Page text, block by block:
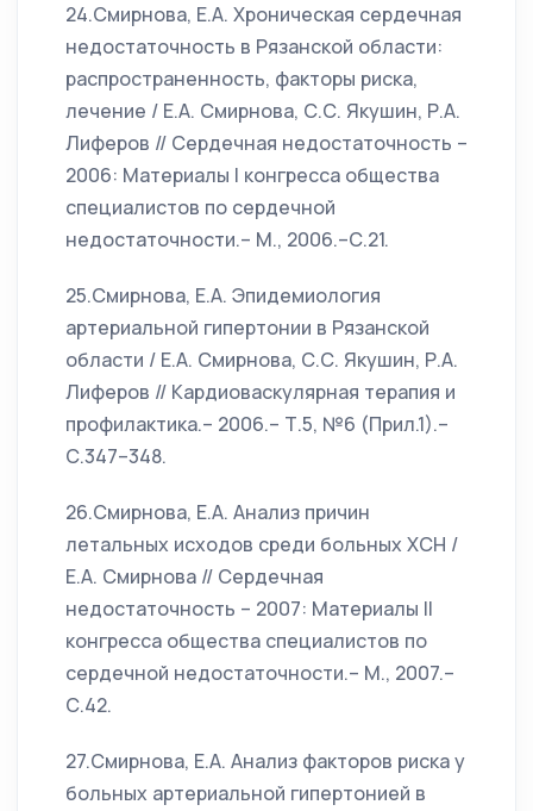
24.Смирнова, Е.А. Хроническая сердечная
недостаточность в Рязанской области:
распространенность, факторы риска,
лечение / Е.А. Смирнова, С.С. Якушин, Р.А.
Лиферов // Сердечная недостаточность –
2006: Материалы I конгресса общества
специалистов по сердечной
недостаточности.– М., 2006.–С.21.
25.Смирнова, Е.А. Эпидемиология
артериальной гипертонии в Рязанской
области / Е.А. Смирнова, С.С. Якушин, Р.А.
Лиферов // Кардиоваскулярная терапия и
профилактика.– 2006.– Т.5, №6 (Прил.1).–
С.347–348.
26.Смирнова, Е.А. Анализ причин
летальных исходов среди больных ХСН /
Е.А. Смирнова // Сердечная
недостаточность – 2007: Материалы II
конгресса общества специалистов по
сердечной недостаточности.– М., 2007.–
С.42.
27.Смирнова, Е.А. Анализ факторов риска у
больных артериальной гипертонией в